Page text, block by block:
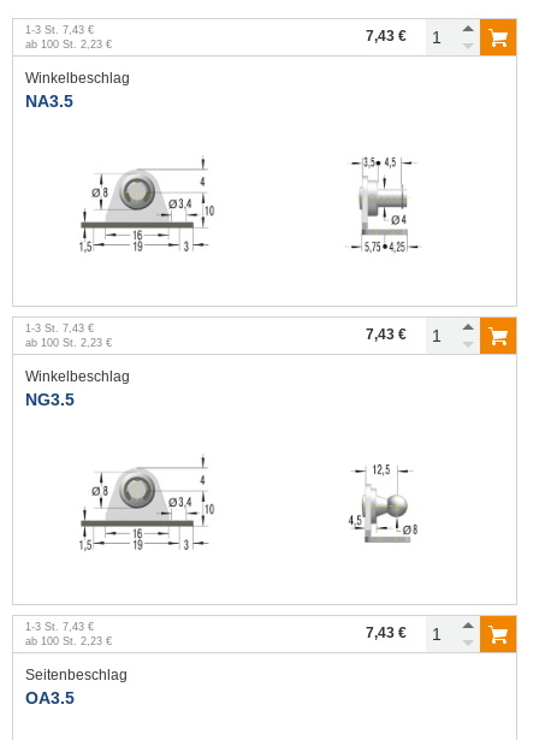
1 -3 St. 7,43 €
ab 100 St. 2,23 € 7,43 €
Winkelbeschlag
NA3.5
1 -3 St. 7,43 €
ab 100 St. 2,23 € 7,43 €
Winkelbeschlag
NG3.5
1 -3 St. 7,43 €
ab 100 St. 2,23 € 7,43 €
Seitenbeschlag
OA3.5